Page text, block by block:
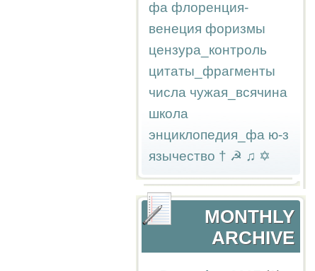
фа флоренция-
венеция форизмы
цензура_контроль
цитаты_фрагменты
числа чужая_всячина
школа
энциклопедия_фа ю-з
язычество † ☭ ♫ ✡
MONTHLY
ARCHIVE